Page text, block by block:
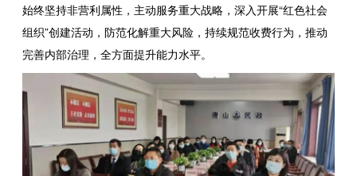
始终坚持非营利属性，主动服务重大战略，深入开展“红色社会
组织”创建活动，防范化解重大风险，持续规范收费行为，推动
完善内部治理，全方面提升能力水平。